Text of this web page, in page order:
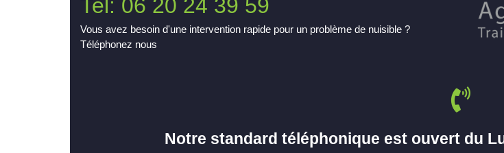
Tel: 06 20 24 39 59
Vous avez besoin d'une intervention rapide pour un problème de nuisible ?
Téléphonez nous
Notre standard téléphonique est ouvert du